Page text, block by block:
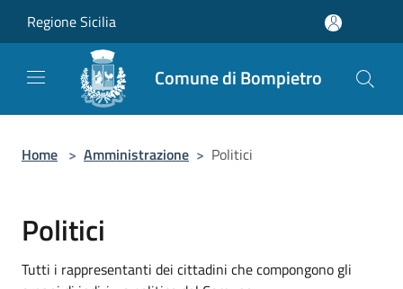
Regione Sicilia
Comune di Bompietro
Home > Amministrazione > Politici
Politici
Tutti i rappresentanti dei cittadini che compongono gli